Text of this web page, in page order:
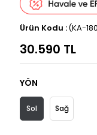
(KA-
30.590 TL
YÖN
Sol Sağ